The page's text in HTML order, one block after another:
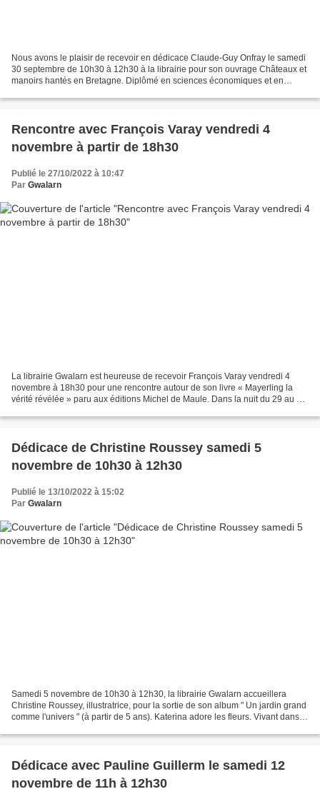
Nous avons le plaisir de recevoir en dédicace Claude-Guy Onfray le samedi
30 septembre de 10h30 à 12h30 à la librairie pour son ouvrage Châteaux et
manoirs hantés en Bretagne. Diplômé en sciences économiques et en
Rencontre avec François Varay vendredi 4
novembre à partir de 18h30
Publié le 27/10/2022 à 10:47
Par Gwalarn
La librairie Gwalarn est heureuse de recevoir François Varay vendredi 4
novembre à 18h30 pour une rencontre autour de son livre « Mayerling la
vérité révélée » paru aux éditions Michel de Maule. Dans la nuit du 29 au 30
Dédicace de Christine Roussey samedi 5
novembre de 10h30 à 12h30
Publié le 13/10/2022 à 15:02
Par Gwalarn
Samedi 5 novembre de 10h30 à 12h30, la librairie Gwalarn accueillera
Christine Roussey, illustratrice, pour la sortie de son album " Un jardin grand
comme l'univers " (à partir de 5 ans). Katerina adore les fleurs. Vivant dans
Dédicace avec Pauline Guillerm le samedi 12
novembre de 11h à 12h30